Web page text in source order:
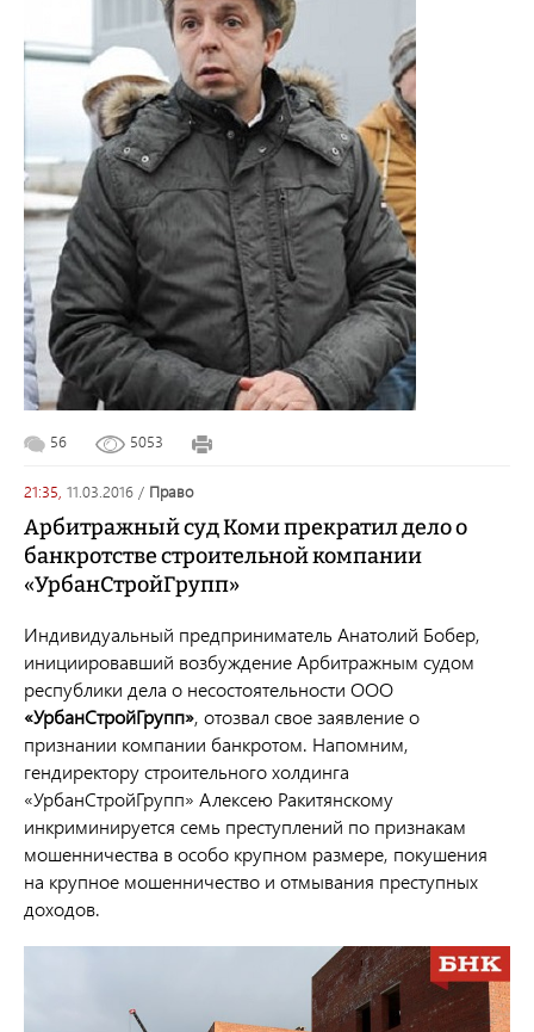
56 5053
21:35, 11.03.2016 / право
Арбитражный суд Коми прекратил дело о
банкротстве строительной компании
«УрбанСтройГрупп»
Индивидуальный предприниматель Анатолий Бобер,
инициировавший возбуждение Арбитражным судом
республики дела о несостоятельности ООО
«УрбанСтройГрупп», отозвал свое заявление о
признании компании банкротом. Напомним,
гендиректору строительного холдинга
«УрбанСтройГрупп» Алексею Ракитянскому
инкриминируется семь преступлений по признакам
мошенничества в особо крупном размере, покушения
на крупное мошенничество и отмывания преступных
доходов.